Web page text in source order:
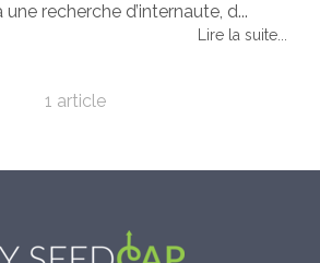
recherche d’internaute, d...
Lire la suite...
1 article